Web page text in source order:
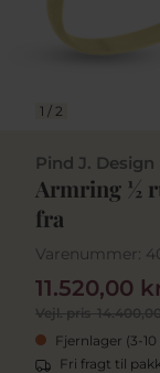
1 / 2
Pind J. Design
Armring ½
fra
Varenummer:
Vejl. pris
11.520,00
Fjernlager (3-
Fri fragt til